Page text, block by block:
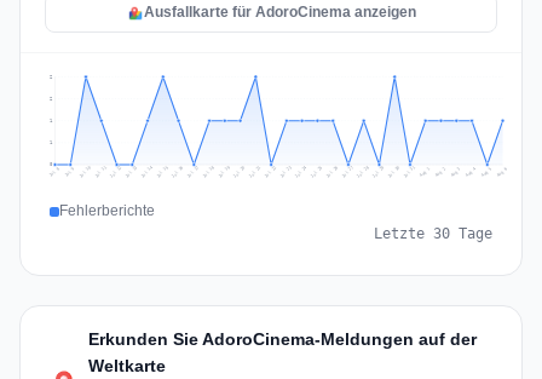
Ausfallkarte für AdoroCinema anzeigen
1
1
2
2
Jul 8 Jul 9 Jul 10 Jul 11 Jul 12 Jul 13 Jul 14 Jul 15 Jul 16 Jul 17 Jul 18 Jul 19 Jul 20 Jul 21 Jul 22 Jul 23 Jul 24 Jul 25 Jul 26 Jul 27 Jul 28 Jul 29 Jul 30 Jul 31 Aug 1 Aug 2 Aug 3 Aug 4 Aug 5 Aug 6
Fehlerberichte
Letzte 30 Tage
Erkunden Sie AdoroCinema-Meldungen auf der
Weltkarte